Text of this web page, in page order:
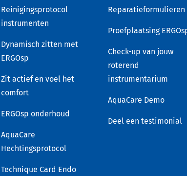
Reinigingsprotocol
instrumenten
Dynamisch zitten met
ERGOsp
Zit actief en voel het
comfort
ERGOsp onderhoud
AquaCare
Hechtingsprotocol
Technique Card Endo
Reparatieformulieren
Proefplaatsing
Check-up van jouw
roterend
instrumentarium
AquaCare Demo
Deel een testimonial